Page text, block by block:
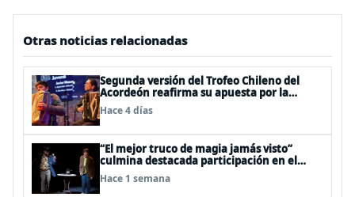
Otras noticias relacionadas
Segunda versión del Trofeo Chileno del
Acordeón reafirma su apuesta por la
profesionalización del instrumento en
Chile
Hace 4 días
“El mejor truco de magia jamás visto”
culmina destacada participación en el
Festival Off Avignon 2026
Hace 1 semana